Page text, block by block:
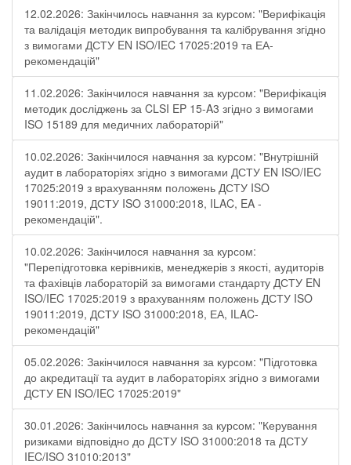
12.02.2026: Закінчилось навчання за курсом: "Верифікація
та валідація методик випробування та калібрування згідно
з вимогами ДСТУ EN ISO/IEC 17025:2019 та ЕА-
рекомендацій"
11.02.2026: Закінчилося навчання за курсом: "Верифікація
методик досліджень за CLSI EP 15-A3 згідно з вимогами
ISO 15189 для медичних лабораторій"
10.02.2026: Закінчилося навчання за курсом: "Внутрішній
аудит в лабораторіях згідно з вимогами ДСТУ EN ISO/IEC
17025:2019 з врахуванням положень ДСТУ ISO
19011:2019, ДСТУ ISO 31000:2018, ILAC, EA -
рекомендацій".
10.02.2026: Закінчилося навчання за курсом:
"Перепідготовка керівників, менеджерів з якості, аудиторів
та фахівців лабораторій за вимогами стандарту ДСТУ EN
ISO/IEC 17025:2019 з врахуванням положень ДСТУ ISO
19011:2019, ДСТУ ISO 31000:2018, ЕА, ILAC-
рекомендацій"
05.02.2026: Закінчилося навчання за курсом: "Підготовка
до акредитації та аудит в лабораторіях згідно з вимогами
ДСТУ EN ISO/IEC 17025:2019"
30.01.2026: Закінчилось навчання за курсом: "Керування
ризиками відповідно до ДСТУ ISO 31000:2018 та ДСТУ
IEC/ISO 31010:2013"